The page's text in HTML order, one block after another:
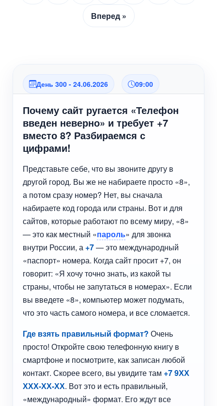
Вперед »
День 300 - 24.06.2026 09:00
Почему сайт ругается «Телефон
введен неверно» и требует +7
вместо 8? Разбираемся с
цифрами!
Представьте себе, что вы звоните другу в
другой город. Вы же не набираете просто «8»,
а потом сразу номер? Нет, вы сначала
набираете код города или страны. Вот и для
сайтов, которые работают по всему миру, «8»
— это как местный «пароль» для звонка
внутри России, а +7— это международный
«паспорт» номера. Когда сайт просит +7, он
говорит: «Я хочу точно знать, из какой ты
страны, чтобы не запутаться в номерах». Если
вы введете «8», компьютер может подумать,
что это часть самого номера, и все сломается.
Где взять правильный формат? Очень
просто! Откройте свою телефонную книгу в
смартфоне и посмотрите, как записан любой
контакт. Скорее всего, вы увидите там +7 9ХХ
ХХХ-ХХ-ХХ. Вот это и есть правильный,
«международный» формат. Его ждут все